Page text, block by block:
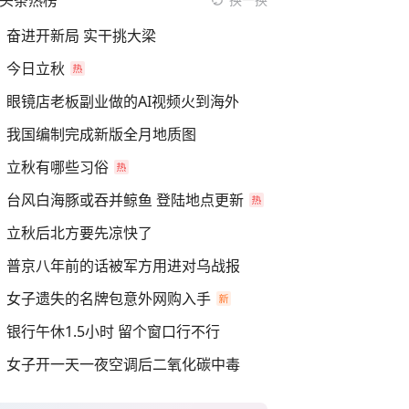
奋进开新局 实干挑大梁
今日立秋
眼镜店老板副业做的AI视频火到海外
我国编制完成新版全月地质图
立秋有哪些习俗
台风白海豚或吞并鲸鱼 登陆地点更新
立秋后北方要先凉快了
普京八年前的话被军方用进对乌战报
女子遗失的名牌包意外网购入手
银行午休1.5小时 留个窗口行不行
女子开一天一夜空调后二氧化碳中毒